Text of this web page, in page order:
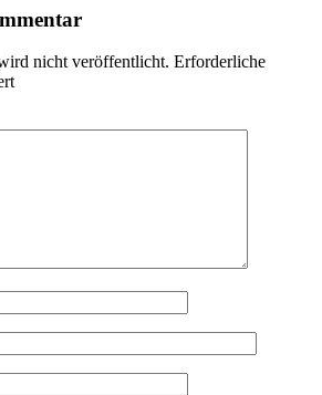
nicht veröffentlicht. Erforderliche